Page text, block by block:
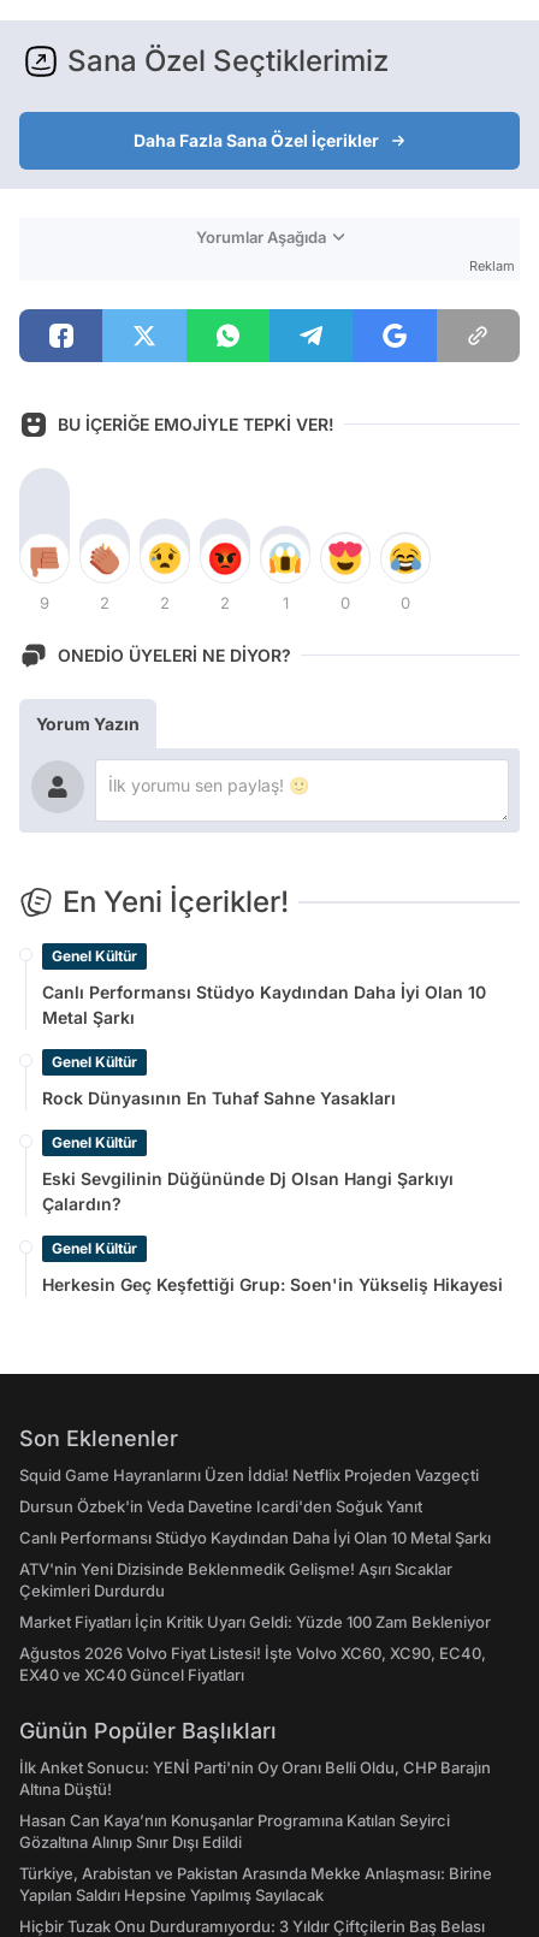
Sana Özel Seçtiklerimiz
Daha Fazla Sana Özel İçerikler
Yorumlar Aşağıda
Reklam
BU İÇERİĞE EMOJİYLE TEPKİ VER!
9 2 2 2 1 0 0
ONEDİO ÜYELERİ NE DİYOR?
Yorum Yazın
En Yeni İçerikler!
Genel Kültür
Canlı Performansı Stüdyo Kaydından Daha İyi Olan 10
Metal Şarkı
Genel Kültür
Rock Dünyasının En Tuhaf Sahne Yasakları
Genel Kültür
Eski Sevgilinin Düğününde Dj Olsan Hangi Şarkıyı
Çalardın?
Genel Kültür
Herkesin Geç Keşfettiği Grup: Soen'in Yükseliş Hikayesi
Son Eklenenler
Squid Game Hayranlarını Üzen İddia! Netflix Projeden Vazgeçti
Dursun Özbek'in Veda Davetine Icardi'den Soğuk Yanıt
Canlı Performansı Stüdyo Kaydından Daha İyi Olan 10 Metal Şarkı
ATV'nin Yeni Dizisinde Beklenmedik Gelişme! Aşırı Sıcaklar
Çekimleri Durdurdu
Market Fiyatları İçin Kritik Uyarı Geldi: Yüzde 100 Zam Bekleniyor
Ağustos 2026 Volvo Fiyat Listesi! İşte Volvo XC60, XC90, EC40,
EX40 ve XC40 Güncel Fiyatları
Günün Popüler Başlıkları
İlk Anket Sonucu: YENİ Parti'nin Oy Oranı Belli Oldu, CHP Barajın
Altına Düştü!
Hasan Can Kaya’nın Konuşanlar Programına Katılan Seyirci
Gözaltına Alınıp Sınır Dışı Edildi
Türkiye, Arabistan ve Pakistan Arasında Mekke Anlaşması: Birine
Yapılan Saldırı Hepsine Yapılmış Sayılacak
Hiçbir Tuzak Onu Durduramıyordu: 3 Yıldır Çiftçilerin Baş Belası